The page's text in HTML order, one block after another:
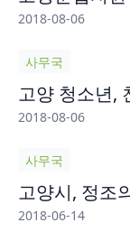
2018-08-06
사무국
고양 청소년,
2018-08-06
사무국
고양시, 정조
2018-06-14